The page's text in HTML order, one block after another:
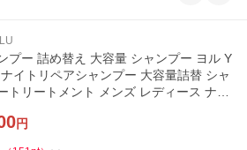
プー 詰め替え 大容量 シャンプー ヨル Y
イトリペアシャンプー 大容量詰替 シャ
トリートメント メンズ レディース ナイ
円